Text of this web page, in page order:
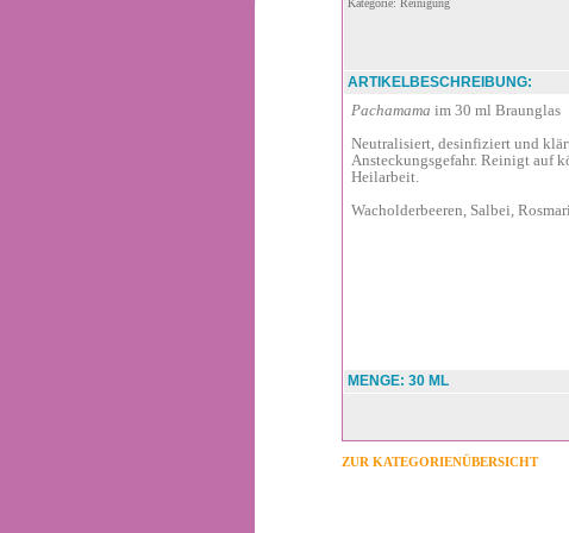
Kategorie: Reinigung
ARTIKELBESCHREIBUNG:
Pachamama im 30 ml Braunglas
Neutralisiert, desinfiziert und
Ansteckungsgefahr. Reinigt auf
Heilarbeit.
Wacholderbeeren, Salbei,
MENGE: 30 ML
ZUR KATEGORIENÜBERSICHT